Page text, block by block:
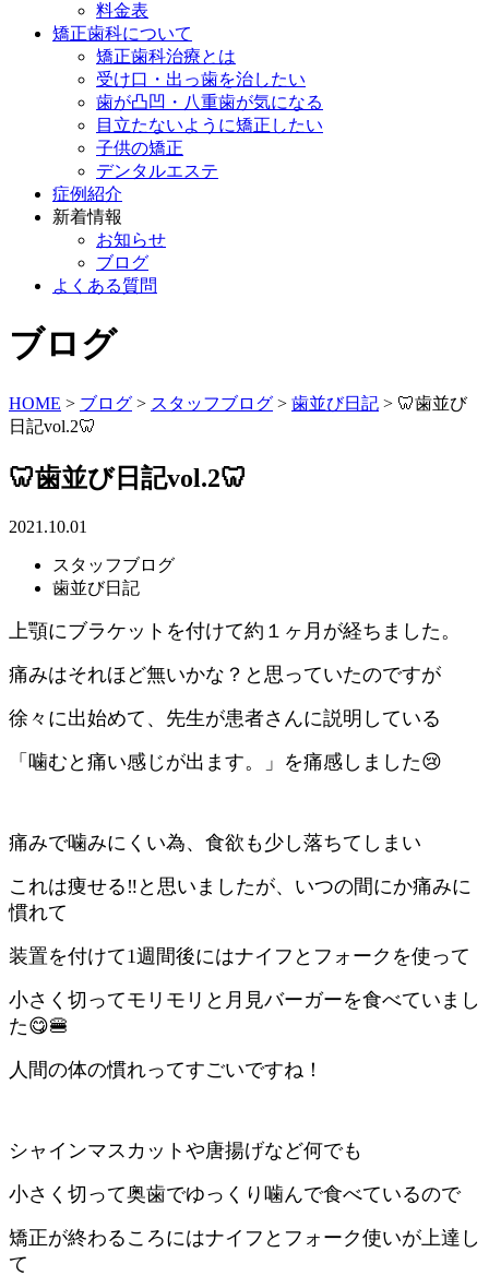
料金表
矯正歯科について
矯正歯科治療とは
受け口・出っ歯を治したい
歯が凸凹・八重歯が気になる
目立たないように矯正したい
子供の矯正
デンタルエステ
症例紹介
新着情報
お知らせ
ブログ
よくある質問
ブログ
HOME > ブログ > スタッフブログ > 歯並び日記 > 🦷歯並び
日記vol.2🦷
🦷歯並び日記vol.2🦷
2021.10.01
スタッフブログ
歯並び日記
上顎にブラケットを付けて約１ヶ月が経ちました。
痛みはそれほど無いかな？と思っていたのですが
徐々に出始めて、先生が患者さんに説明している
「噛むと痛い感じが出ます。」を痛感しました😢
痛みで噛みにくい為、食欲も少し落ちてしまい
これは痩せる‼と思いましたが、いつの間にか痛みに
慣れて
装置を付けて1週間後にはナイフとフォークを使って
小さく切ってモリモリと月見バーガーを食べていまし
た😋🍔
人間の体の慣れってすごいですね！
シャインマスカットや唐揚げなど何でも
小さく切って奥歯でゆっくり噛んで食べているので
矯正が終わるころにはナイフとフォーク使いが上達し
て